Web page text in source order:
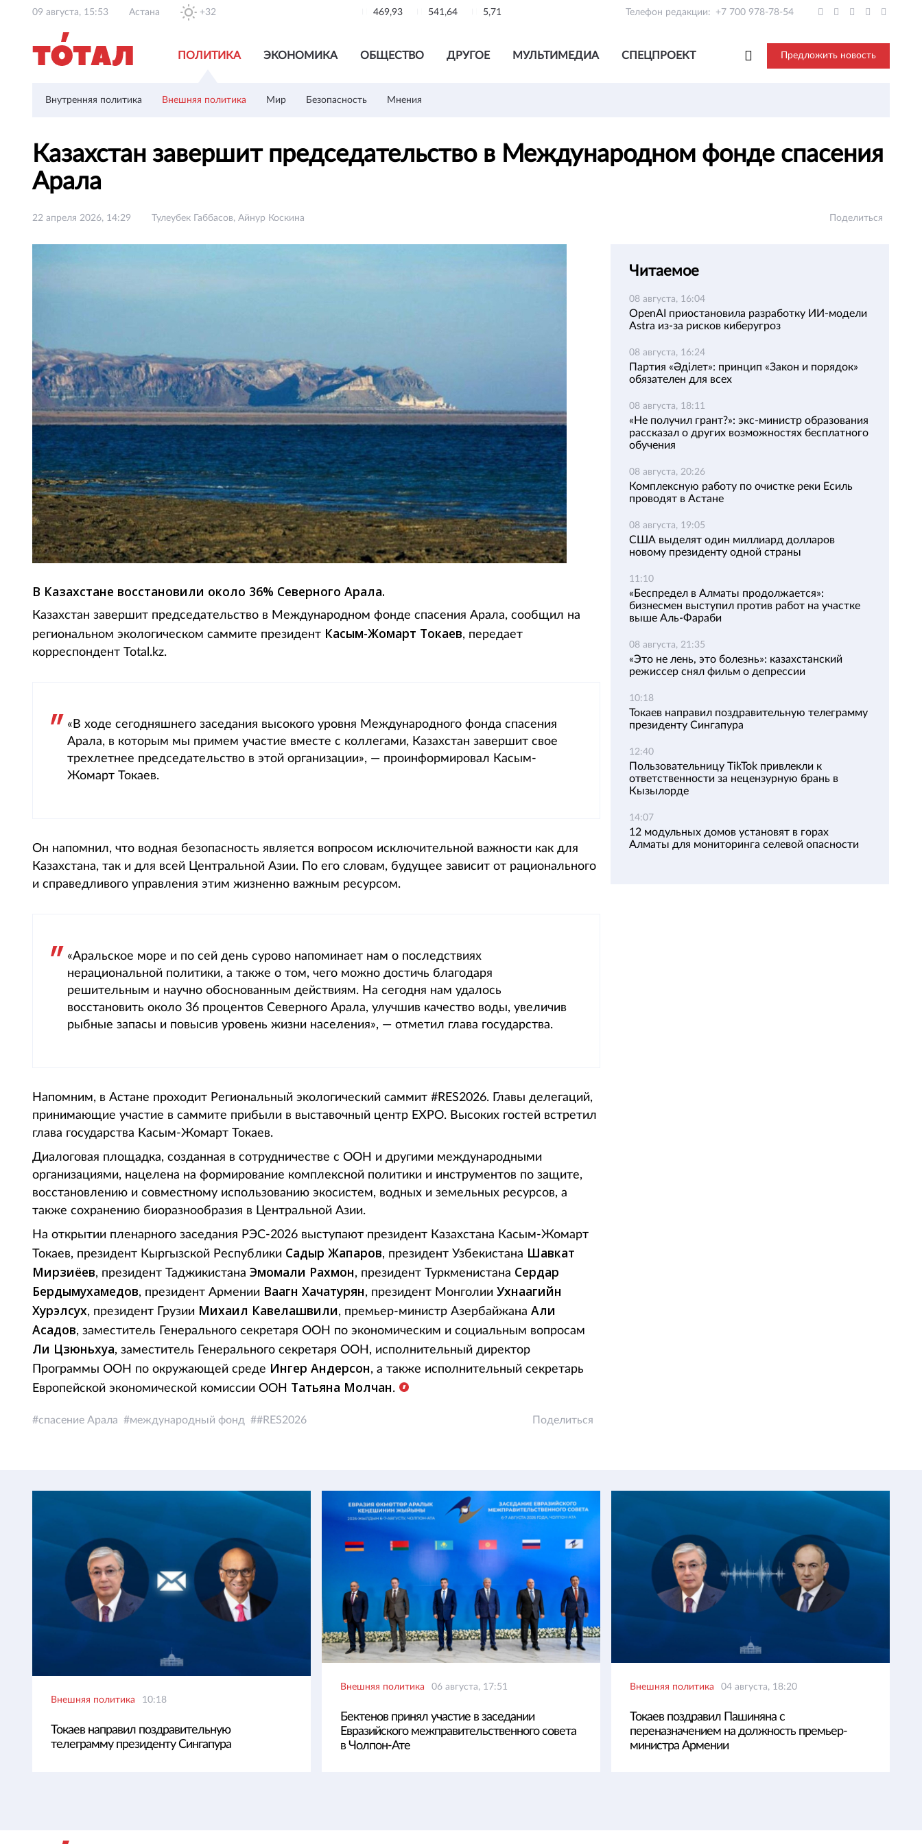
09 августа, 15:53 Астана +32 469,93 541,64 5,71 Телефон редакции: +7 700 978-78-54
ПОЛИТИКА ЭКОНОМИКА ОБЩЕСТВО ДРУГОЕ МУЛЬТИМЕДИА СПЕЦПРОЕКТ Предложить новость
Внутренняя политика Внешняя политика Мир Безопасность Мнения
Казахстан завершит председательство в Международном фонде спасения
Арала
22 апреля 2026, 14:29 Тулеубек Габбасов, Айнур Коскина Поделиться
В Казахстане восстановили около 36% Северного Арала.
Казахстан завершит председательство в Международном фонде спасения Арала, сообщил на
региональном экологическом саммите президент Касым-Жомарт Токаев, передает
корреспондент Total.kz.
«В ходе сегодняшнего заседания высокого уровня Международного фонда спасения
Арала, в которым мы примем участие вместе с коллегами, Казахстан завершит свое
трехлетнее председательство в этой организации», — проинформировал Касым-
Жомарт Токаев.
Он напомнил, что водная безопасность является вопросом исключительной важности как для
Казахстана, так и для всей Центральной Азии. По его словам, будущее зависит от рационального
и справедливого управления этим жизненно важным ресурсом.
«Аральское море и по сей день сурово напоминает нам о последствиях
нерациональной политики, а также о том, чего можно достичь благодаря
решительным и научно обоснованным действиям. На сегодня нам удалось
восстановить около 36 процентов Северного Арала, улучшив качество воды, увеличив
рыбные запасы и повысив уровень жизни населения», — отметил глава государства.
Напомним, в Астане проходит Региональный экологический саммит #RES2026. Главы делегаций,
принимающие участие в саммите прибыли в выставочный центр EXPO. Высоких гостей встретил
глава государства Касым-Жомарт Токаев.
Диалоговая площадка, созданная в сотрудничестве с ООН и другими международными
организациями, нацелена на формирование комплексной политики и инструментов по защите,
восстановлению и совместному использованию экосистем, водных и земельных ресурсов, а
также сохранению биоразнообразия в Центральной Азии.
На открытии пленарного заседания РЭС-2026 выступают президент Казахстана Касым-Жомарт
Токаев, президент Кыргызской Республики Садыр Жапаров, президент Узбекистана Шавкат
Мирзиёев, президент Таджикистана Эмомали Рахмон, президент Туркменистана Сердар
Бердымухамедов, президент Армении Ваагн Хачатурян, президент Монголии Ухнаагийн
Хурэлсух, президент Грузии Михаил Кавелашвили, премьер-министр Азербайжана Али
Асадов, заместитель Генерального секретаря ООН по экономическим и социальным вопросам
Ли Цзюньхуа, заместитель Генерального секретаря ООН, исполнительный директор
Программы ООН по окружающей среде Ингер Андерсон, а также исполнительный секретарь
Европейской экономической комиссии ООН Татьяна Молчан.
спасение Арала международный фонд #RES2026 Поделиться
Читаемое
08 августа, 16:04
OpenAI приостановила разработку ИИ-модели
Astra из-за рисков киберугроз
08 августа, 16:24
Партия «Әділет»: принцип «Закон и порядок»
обязателен для всех
08 августа, 18:11
«Не получил грант?»: экс-министр образования
рассказал о других возможностях бесплатного
обучения
08 августа, 20:26
Комплексную работу по очистке реки Есиль
проводят в Астане
08 августа, 19:05
США выделят один миллиард долларов
новому президенту одной страны
11:10
«Беспредел в Алматы продолжается»:
бизнесмен выступил против работ на участке
выше Аль-Фараби
08 августа, 21:35
«Это не лень, это болезнь»: казахстанский
режиссер снял фильм о депрессии
10:18
Токаев направил поздравительную телеграмму
президенту Сингапура
12:40
Пользовательницу TikTok привлекли к
ответственности за нецензурную брань в
Кызылорде
14:07
12 модульных домов установят в горах
Алматы для мониторинга селевой опасности
Внешняя политика 10:18
Токаев направил поздравительную
телеграмму президенту Сингапура
Внешняя политика 06 августа, 17:51
Бектенов принял участие в заседании
Евразийского межправительственного совета
в Чолпон-Ате
Внешняя политика 04 августа, 18:20
Токаев поздравил Пашиняна с
переназначением на должность премьер-
министра Армении